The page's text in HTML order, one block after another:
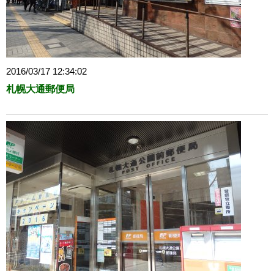
2016/03/17 12:34:02
札幌大通郵便局